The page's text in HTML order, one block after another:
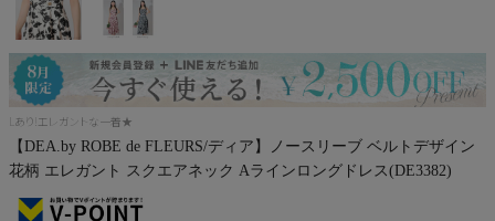
Lあり!エレガントな一着★
【DEA.by ROBE de FLEURS/ディア】ノースリーブ ベルトデザイン
花柄 エレガント スクエアネック Aラインロングドレス(DE3382)